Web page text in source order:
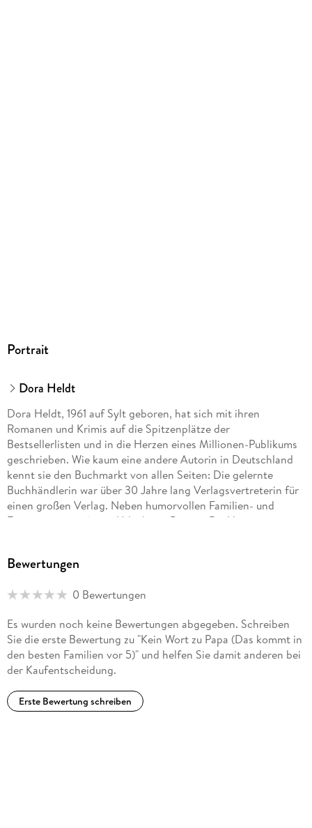
Portrait
Dora Heldt
Dora Heldt, 1961 auf Sylt geboren, hat sich mit ihren
Romanen und Krimis auf die Spitzenplätze der
Bestsellerlisten und in die Herzen eines Millionen-Publikums
geschrieben. Wie kaum eine andere Autorin in Deutschland
kennt sie den Buchmarkt von allen Seiten: Die gelernte
Buchhändlerin war über 30 Jahre lang Verlagsvertreterin für
einen großen Verlag. Neben humorvollen Familien- und
Frauenromanen (u. a. »Urlaub mit Papa«, »Bei Hitze ist es
skurrilen Sylt-Krimis (u. a. »Wir sind die Guten«), Erzählungen
ebenso wie die zu den Menschen dort fängt Dora Heldt auf
Bewertungen
0 Bewertungen
Es wurden noch keine Bewertungen abgegeben. Schreiben
Sie die erste Bewertung zu "Kein Wort zu Papa (Das kommt in
den besten Familien vor 5)" und helfen Sie damit anderen bei
der Kaufentscheidung.
Erste Bewertung schreiben